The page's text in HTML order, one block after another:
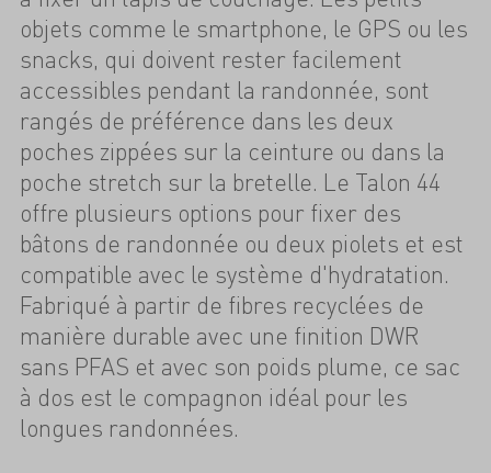
objets comme le smartphone, le GPS ou les
snacks, qui doivent rester facilement
accessibles pendant la randonnée, sont
rangés de préférence dans les deux
poches zippées sur la ceinture ou dans la
poche stretch sur la bretelle. Le Talon 44
offre plusieurs options pour fixer des
bâtons de randonnée ou deux piolets et est
compatible avec le système d'hydratation.
Fabriqué à partir de fibres recyclées de
manière durable avec une finition DWR
sans PFAS et avec son poids plume, ce sac
à dos est le compagnon idéal pour les
longues randonnées.